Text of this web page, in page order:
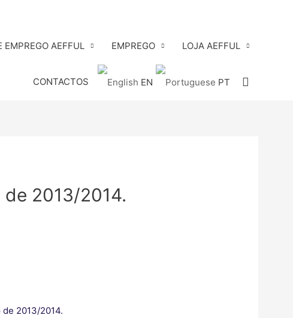
EMPREGO AEFFUL EMPREGO LOJA AEFFUL
CONTACTOS EN PT Search
2013/2014.
2013/2014.